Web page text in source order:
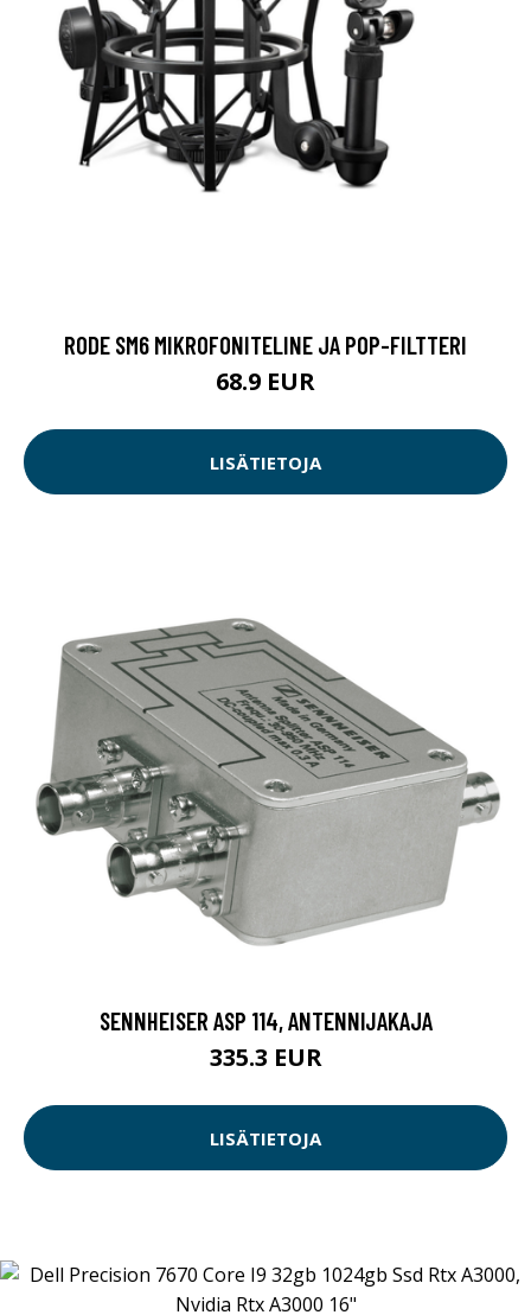
RODE SM6 MIKROFONITELINE JA POP-FILTTERI
68.9 EUR
LISÄTIETOJA
SENNHEISER ASP 114, ANTENNIJAKAJA
335.3 EUR
LISÄTIETOJA